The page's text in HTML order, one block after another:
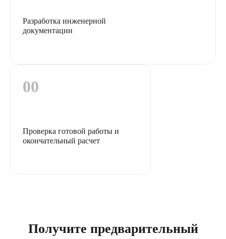
Разработка инженерной
документации
Проверка готовой работы и
окончательный расчет
Получите предварительный